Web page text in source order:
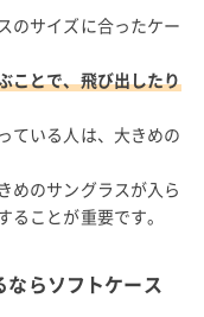
のサイズに合ったケー
ことで、飛び出したり
ている人は、大きめの
めのサングラスが入ら
ことが重要です。
らソフトケース